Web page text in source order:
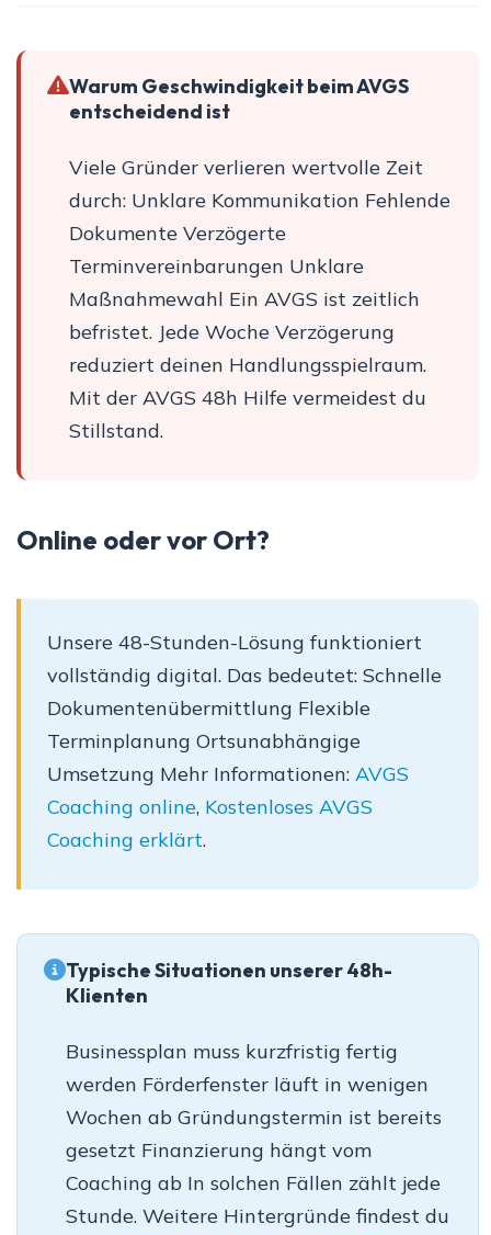
Warum Geschwindigkeit beim AVGS
entscheidend ist
Viele Gründer verlieren wertvolle Zeit
durch: Unklare Kommunikation Fehlende
Dokumente Verzögerte
Terminvereinbarungen Unklare
Maßnahmewahl Ein AVGS ist zeitlich
befristet. Jede Woche Verzögerung
reduziert deinen Handlungsspielraum.
Mit der AVGS 48h Hilfe vermeidest du
Stillstand.
Online oder vor Ort?
Unsere 48-Stunden-Lösung funktioniert
vollständig digital. Das bedeutet: Schnelle
Dokumentenübermittlung Flexible
Terminplanung Ortsunabhängige
Umsetzung Mehr Informationen: AVGS
Coaching online, Kostenloses AVGS
Coaching erklärt.
Typische Situationen unserer 48h-
Klienten
Businessplan muss kurzfristig fertig
werden Förderfenster läuft in wenigen
Wochen ab Gründungstermin ist bereits
gesetzt Finanzierung hängt vom
Coaching ab In solchen Fällen zählt jede
Stunde. Weitere Hintergründe findest du